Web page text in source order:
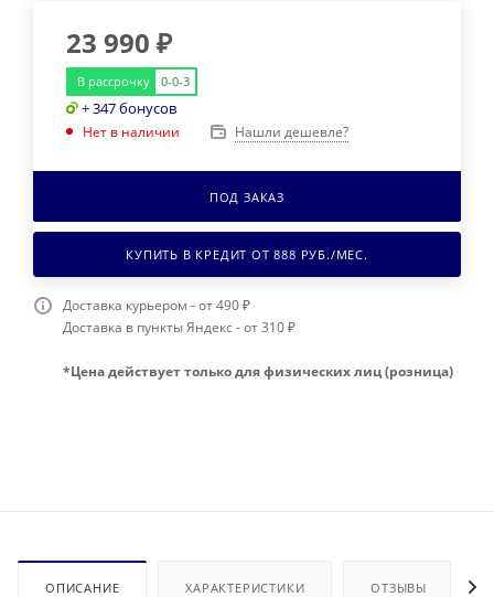
23 990 ₽
В рассрочку 0-0-3
+ 347 бонусов
Нет в наличии Нашли дешевле?
ПОД ЗАКАЗ
КУПИТЬ В КРЕДИТ ОТ888 РУБ./МЕС.
Доставка курьером - от 490 ₽
Доставка в пункты Яндекс - от 310 ₽
*Цена действует только для физических лиц (розница)
ОПИСАНИЕ ХАРАКТЕРИСТИКИ ОТЗЫВЫ